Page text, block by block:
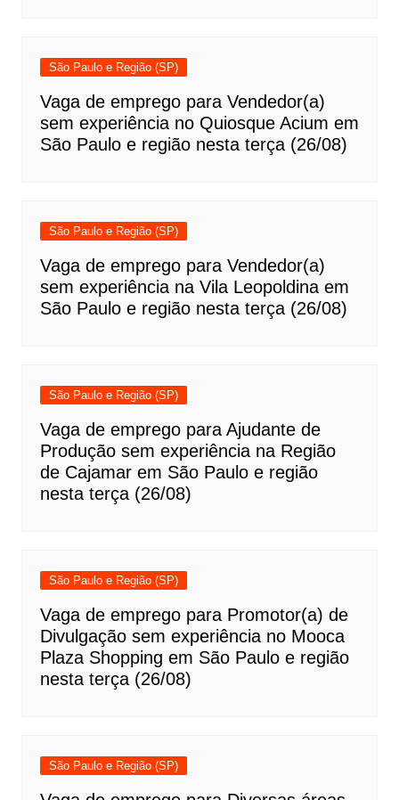
São Paulo e Região (SP)
Vaga de emprego para Vendedor(a)
sem experiência no Quiosque Acium em
São Paulo e região nesta terça (26/08)
São Paulo e Região (SP)
Vaga de emprego para Vendedor(a)
sem experiência na Vila Leopoldina em
São Paulo e região nesta terça (26/08)
São Paulo e Região (SP)
Vaga de emprego para Ajudante de
Produção sem experiência na Região
de Cajamar em São Paulo e região
nesta terça (26/08)
São Paulo e Região (SP)
Vaga de emprego para Promotor(a) de
Divulgação sem experiência no Mooca
Plaza Shopping em São Paulo e região
nesta terça (26/08)
São Paulo e Região (SP)